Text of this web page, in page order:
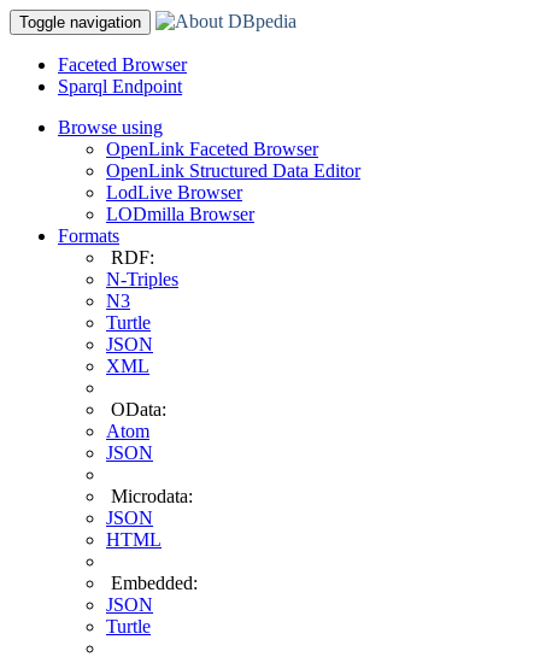
Toggle navigation
Faceted Browser
Sparql Endpoint
Browse using
OpenLink Faceted Browser
OpenLink Structured Data Editor
LodLive Browser
LODmilla Browser
Formats
RDF:
N-Triples
N3
Turtle
JSON
XML
OData:
Atom
JSON
Microdata:
JSON
HTML
Embedded:
JSON
Turtle